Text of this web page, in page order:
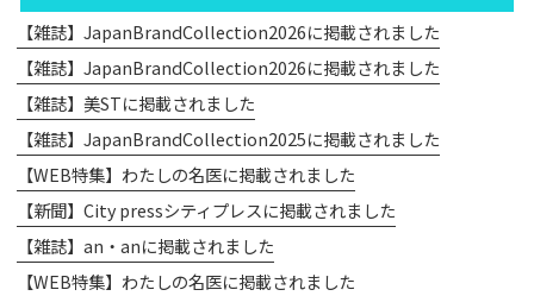
【雑誌】JapanBrandCollection2026に掲載されました
【雑誌】JapanBrandCollection2026に掲載されました
【雑誌】美STに掲載されました
【雑誌】JapanBrandCollection2025に掲載されました
【WEB特集】わたしの名医に掲載されました
【新聞】City pressシティプレスに掲載されました
【雑誌】an・anに掲載されました
【WEB特集】わたしの名医に掲載されました